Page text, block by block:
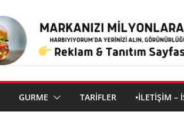
GURME TARİFLER •İLETIŞIM –